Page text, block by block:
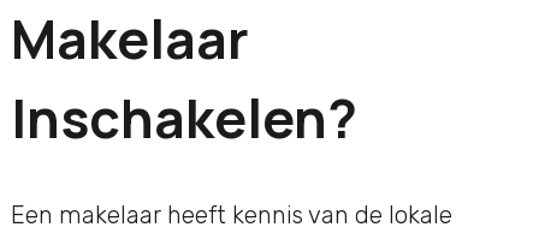
Makelaar
Inschakelen?
Een makelaar heeft kennis van de lokale